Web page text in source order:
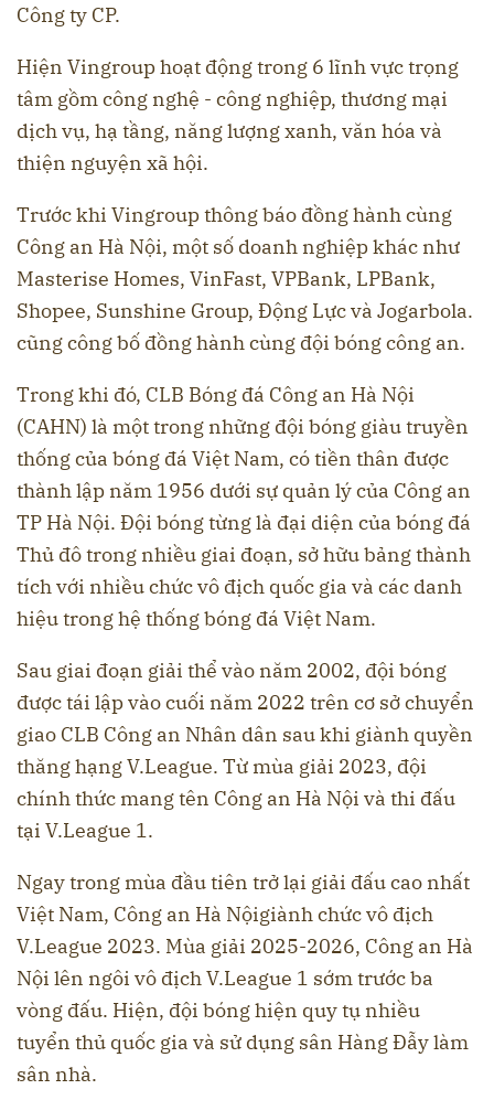
Công ty CP.
Hiện Vingroup hoạt động trong 6 lĩnh vực trọng
tâm gồm công nghệ - công nghiệp, thương mại
dịch vụ, hạ tầng, năng lượng xanh, văn hóa và
thiện nguyện xã hội.
Trước khi Vingroup thông báo đồng hành cùng
Công an Hà Nội, một số doanh nghiệp khác như
Masterise Homes, VinFast, VPBank, LPBank,
Shopee, Sunshine Group, Động Lực và Jogarbola.
cũng công bố đồng hành cùng đội bóng công an.
Trong khi đó, CLB Bóng đá Công an Hà Nội
(CAHN) là một trong những đội bóng giàu truyền
thống của bóng đá Việt Nam, có tiền thân được
thành lập năm 1956 dưới sự quản lý của Công an
TP Hà Nội. Đội bóng từng là đại diện của bóng đá
Thủ đô trong nhiều giai đoạn, sở hữu bảng thành
tích với nhiều chức vô địch quốc gia và các danh
hiệu trong hệ thống bóng đá Việt Nam.
Sau giai đoạn giải thể vào năm 2002, đội bóng
được tái lập vào cuối năm 2022 trên cơ sở chuyển
giao CLB Công an Nhân dân sau khi giành quyền
thăng hạng V.League. Từ mùa giải 2023, đội
chính thức mang tên Công an Hà Nội và thi đấu
tại V.League 1.
Ngay trong mùa đầu tiên trở lại giải đấu cao nhất
Việt Nam, Công an Hà Nộigiành chức vô địch
V.League 2023. Mùa giải 2025-2026, Công an Hà
Nội lên ngôi vô địch V.League 1 sớm trước ba
vòng đấu. Hiện, đội bóng hiện quy tụ nhiều
tuyển thủ quốc gia và sử dụng sân Hàng Đẫy làm
sân nhà.